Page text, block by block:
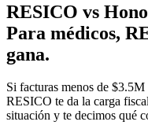
RESICO vs
Para médicos,
gana.
Si facturas menos de
RESICO te da la carga
situación y te decimos qué